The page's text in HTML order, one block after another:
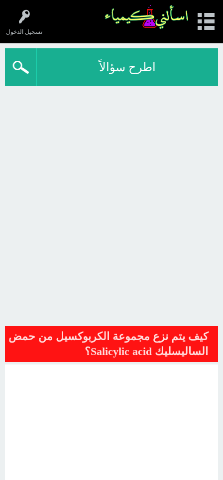
تسجيل الدخول
اطرح سؤالاً
كيف يتم نزع مجموعة الكربوكسيل من حمض
الساليسليك Salicylic acid؟